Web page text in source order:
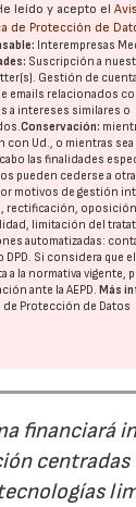
leído y acepto el
de Protección de
Interempresas
Suscripción a
Gestión de
emails relacionados
a intereses similares o
Conservación:
con Ud., o mientras sea
cabo las finalidades
pueden cederse a
motivos de gestión
rectificación,
limitación del
automatizadas:
DPD. Si considera que
a la normativa vigente,
ante laAEPD. Más
de Protección de Datos
financiará
centradas